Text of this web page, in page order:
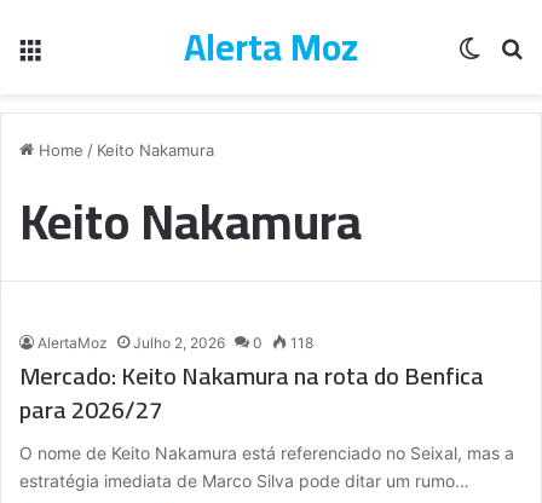
Alerta Moz
Home / Keito Nakamura
Keito Nakamura
AlertaMoz Julho 2, 2026 0 118
​Mercado: Keito Nakamura na rota do Benfica
para 2026/27
O nome de Keito Nakamura está referenciado no Seixal, mas a
estratégia imediata de Marco Silva pode ditar um rumo…